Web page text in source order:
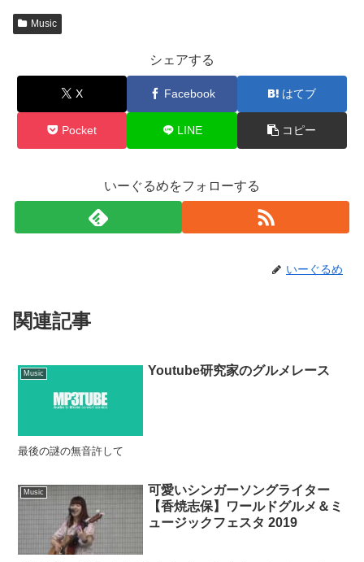
Music
シェアする
X Facebook はてブ
Pocket LINE コピー
いーぐるめをフォローする
いーぐるめ
関連記事
Music Youtube研究家のグルメレース
最後の謎の無音許して
Music
可愛いシンガーソングライター
【香焼志保】ワールドグルメ＆ミ
ュージックフェスタ 2019